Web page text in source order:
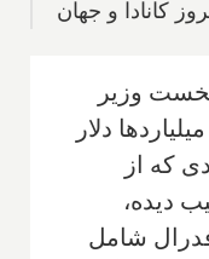
وزیر
دلار
که از
دیده،
شامل